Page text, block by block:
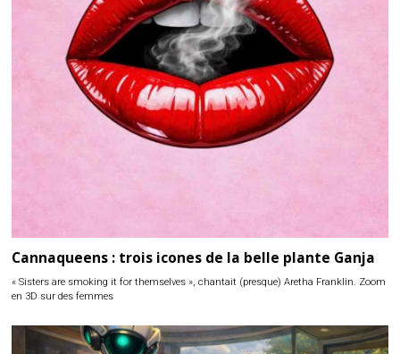
Cannaqueens : trois icones de la belle plante Ganja
« Sisters are smoking it for themselves », chantait (presque) Aretha Franklin. Zoom
en 3D sur des femmes